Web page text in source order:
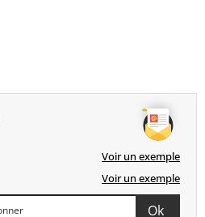
Voir un exemple
Voir un exemple